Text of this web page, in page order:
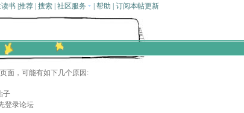
书 推荐 搜索 社区服务 帮助 订阅本帖更新
面，可能有如下几个原因:
子
登录论坛